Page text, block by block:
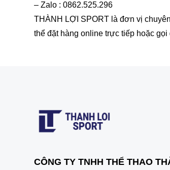
– Zalo : 0862.525.296
THÀNH LỢI SPORT là đơn vị
thể đặt hàng online trực tiếp hoặc
CÔNG TY TNHH THỂ THAO